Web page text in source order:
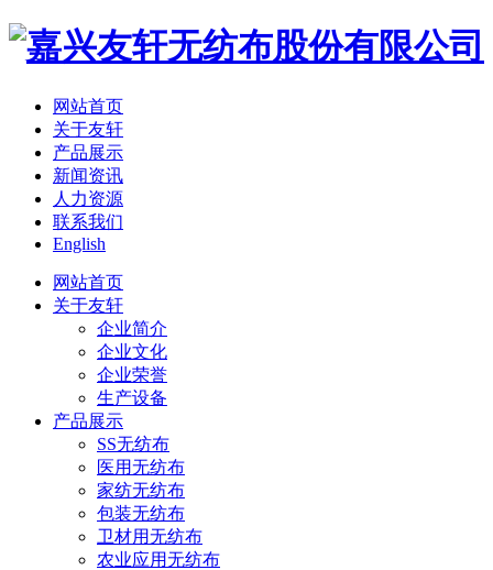
网站首页
关于友轩
产品展示
新闻资讯
人力资源
联系我们
English
网站首页
关于友轩
企业简介
企业文化
企业荣誉
生产设备
产品展示
SS无纺布
医用无纺布
家纺无纺布
包装无纺布
卫材用无纺布
农业应用无纺布